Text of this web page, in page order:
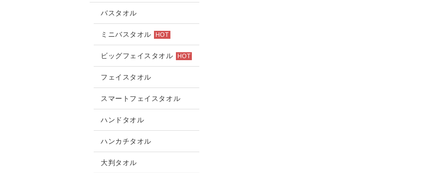
バスタオル
ミニバスタオル HOT
ビッグフェイスタオル HOT
フェイスタオル
スマートフェイスタオル
ハンドタオル
ハンカチタオル
大判タオル